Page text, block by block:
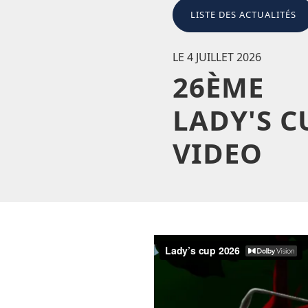
LISTE DES ACTUALITÉS
LE 4 JUILLET 2026
26ÈME
LADY'S
VIDEO